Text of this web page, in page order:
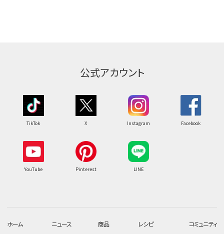
公式アカウント
TikTok X Instagram Facebook
YouTube Pinterest LINE
ホーム ニュース 商品 レシピ コミュニティ